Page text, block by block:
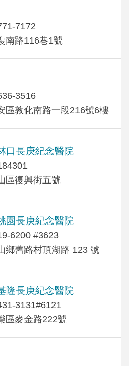
7172
南路116巷1號
3516
區敦化南路一段216號6樓
口長庚紀念醫院
區復興街五號
園長庚紀念醫院
6200 #3623
鄉舊路村頂湖路 123 號
隆長庚紀念醫院
3131#6121
區麥金路222號